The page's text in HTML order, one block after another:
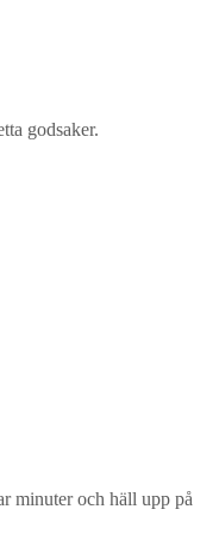
godsaker.
minuter och häll upp på